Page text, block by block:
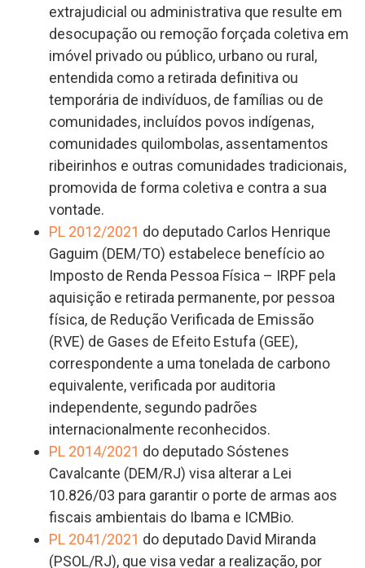
extrajudicial ou administrativa que resulte em
desocupação ou remoção forçada coletiva em
imóvel privado ou público, urbano ou rural,
entendida como a retirada definitiva ou
temporária de indivíduos, de famílias ou de
comunidades, incluídos povos indígenas,
comunidades quilombolas, assentamentos
ribeirinhos e outras comunidades tradicionais,
promovida de forma coletiva e contra a sua
vontade.
PL 2012/2021 do deputado Carlos Henrique
Gaguim (DEM/TO) estabelece benefício ao
Imposto de Renda Pessoa Física – IRPF pela
aquisição e retirada permanente, por pessoa
física, de Redução Verificada de Emissão
(RVE) de Gases de Efeito Estufa (GEE),
correspondente a uma tonelada de carbono
equivalente, verificada por auditoria
independente, segundo padrões
internacionalmente reconhecidos.
PL 2014/2021 do deputado Sóstenes
Cavalcante (DEM/RJ) visa alterar a Lei
10.826/03 para garantir o porte de armas aos
fiscais ambientais do Ibama e ICMBio.
PL 2041/2021 do deputado David Miranda
(PSOL/RJ), que visa vedar a realização, por